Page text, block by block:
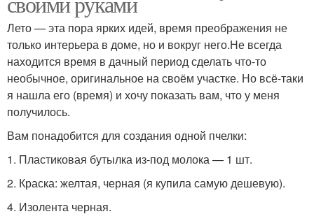
Лето — эта пора ярких идей, время преображения не
только интерьера в доме, но и вокруг него.Не всегда
находится время в дачный период сделать что-то
необычное, оригинальное на своём участке. Но всё-таки
я нашла его (время) и хочу показать вам, что у меня
получилось.
Вам понадобится для создания одной пчелки:
1. Пластиковая бутылка из-под молока — 1 шт.
2. Краска: желтая, черная (я купила самую дешевую).
4. Изолента черная.